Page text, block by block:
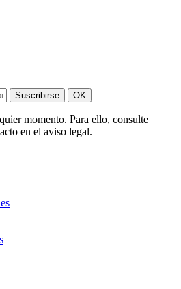
Suscribirse OK
momento. Para ello, consulte
en el aviso legal.